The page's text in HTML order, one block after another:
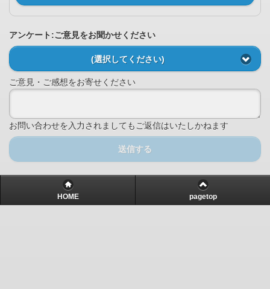
アンケート:ご意見をお聞かせください
(選択してください)
ご意見・ご感想をお寄せください
お問い合わせを入力されましてもご返信はいたしかねます
送信する
HOME pagetop